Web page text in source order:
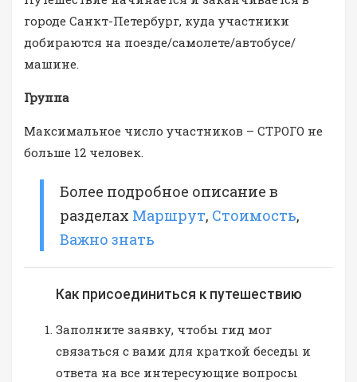
городе Санкт-Петербург, куда участники
добираются на поезде/самолете/автобусе/
машине.
Группа
Максимальное число участников – СТРОГО не
больше 12 человек.
Более подробное описание в
разделах Маршрут, Стоимость,
Важно знать
Как присоединиться к путешествию
Заполните заявку, чтобы гид мог
связаться с вами для краткой беседы и
ответа на все интересующие вопросы